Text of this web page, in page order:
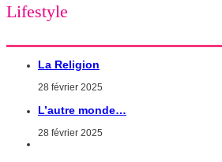
Lifestyle
La Religion
28 février 2025
L’autre monde…
28 février 2025